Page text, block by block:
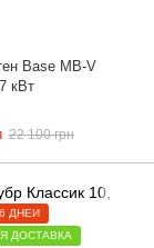
Base MB-V
кВт
22 100 грн
ДНЕЙ
ДОСТАВКА